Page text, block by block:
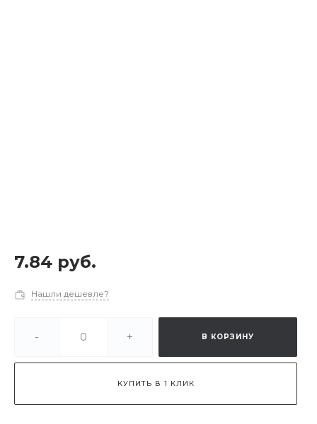
7.84 руб.
Нашли дешевле?
- + В КОРЗИНУ
КУПИТЬ В 1 КЛИК